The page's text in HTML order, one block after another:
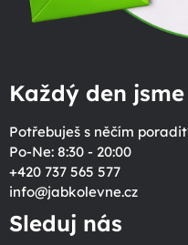
Každý den
Potřebuješ s něčím
Po-Ne: 8:30 - 20:00
+420 737 565 577
info@jabkolevne.cz
Sleduj nás